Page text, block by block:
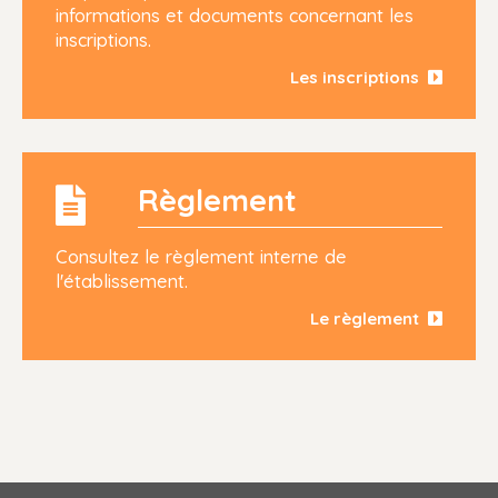
informations et documents concernant les
inscriptions.
Les inscriptions
Règlement
Consultez le règlement interne de
l'établissement.
Le règlement